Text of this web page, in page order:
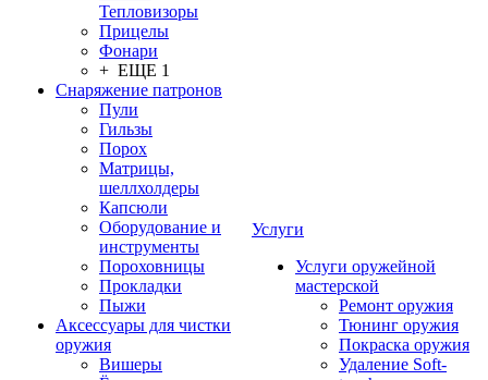
Тепловизоры
Прицелы
Фонари
+ ЕЩЕ 1
Снаряжение патронов
Пули
Гильзы
Порох
Матрицы,
шеллхолдеры
Капсюли
Оборудование и
инструменты
Пороховницы
Прокладки
Пыжи
Аксессуары для чистки
оружия
Вишеры
Услуги
Услуги оружейной
мастерской
Ремонт оружия
Тюнинг оружия
Покраска оружия
Удаление Soft-